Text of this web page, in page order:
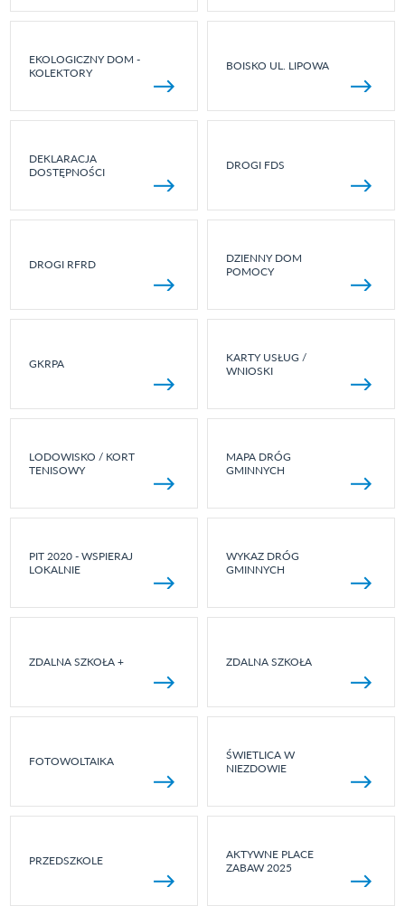
EKOLOGICZNY DOM -
KOLEKTORY
BOISKO UL. LIPOWA
DEKLARACJA
DOSTĘPNOŚCI
DROGI FDS
DROGI RFRD
DZIENNY DOM
POMOCY
GKRPA
KARTY USŁUG /
WNIOSKI
LODOWISKO / KORT
TENISOWY
MAPA DRÓG
GMINNYCH
PIT 2020 - WSPIERAJ
LOKALNIE
WYKAZ DRÓG
GMINNYCH
ZDALNA SZKOŁA + ZDALNA SZKOŁA
FOTOWOLTAIKA
ŚWIETLICA W
NIEZDOWIE
PRZEDSZKOLE
AKTYWNE PLACE
ZABAW 2025